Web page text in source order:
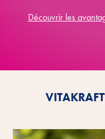
Découvrir les
VITAKRAFT